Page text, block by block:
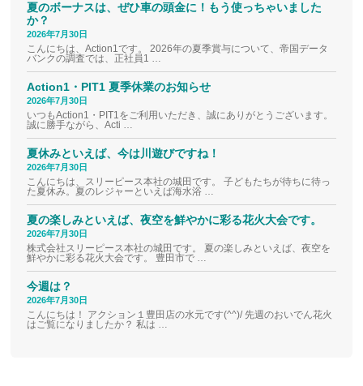
夏のボーナスは、ぜひ車の頭金に！もう使っちゃいました
か？
2026年7月30日
こんにちは、Action1です。 2026年の夏季賞与について、帝国データ
バンクの調査では、正社員1 …
Action1・PIT1 夏季休業のお知らせ
2026年7月30日
いつもAction1・PIT1をご利用いただき、誠にありがとうございます。
誠に勝手ながら、Acti …
夏休みといえば、今は川遊びですね！
2026年7月30日
こんにちは、スリーピース本社の城田です。 子どもたちが待ちに待っ
た夏休み。夏のレジャーといえば海水浴 …
夏の楽しみといえば、夜空を鮮やかに彩る花火大会です。
2026年7月30日
株式会社スリーピース本社の城田です。 夏の楽しみといえば、夜空を
鮮やかに彩る花火大会です。 豊田市で …
今週は？
2026年7月30日
こんにちは！ アクション１豊田店の水元です(^^)/ 先週のおいでん花火
はご覧になりましたか？ 私は …